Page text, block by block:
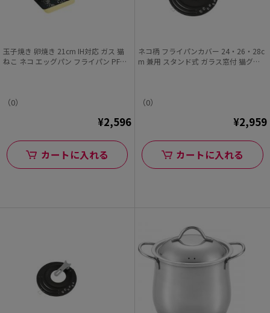
玉子焼き 卵焼き 21cm IH対応 ガス 猫
ねこ ネコ エッグパン フライパン PFOA
（0）
¥2,596
カートに入れる
ネコ柄 フライパンカバー 24・26・28c
m 兼用 スタンド式 ガラス窓付 猫グッ
（0）
¥2,959
カートに入れる